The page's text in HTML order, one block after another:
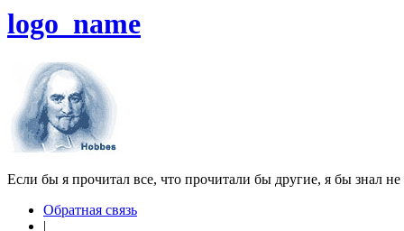
logo_name
Если бы я прочитал все, что прочитали бы другие, я бы знал
Обратная связь
|